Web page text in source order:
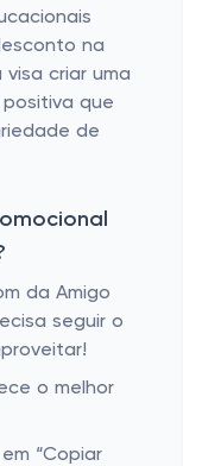
na
visa criar uma
que
de
da Amigo
seguir o
o melhor
“Copiar